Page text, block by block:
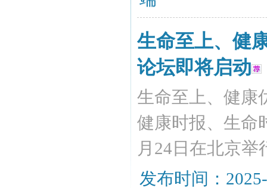
生命至上、健
论坛即将启动
生命至上、健康
健康时报、生命
月24日在北京举
发布时间：